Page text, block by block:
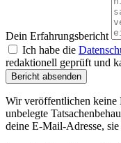
Dein Erfahrungsbericht
Ich habe die
redaktionell geprüft und
Bericht absenden
Wir veröffentlichen keine
unbelegte
deine E-Mail-Adresse,